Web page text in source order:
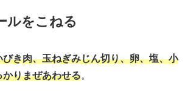
ルをこねる
びき肉、玉ねぎみじん切り、卵、塩、小
りまぜあわせる。